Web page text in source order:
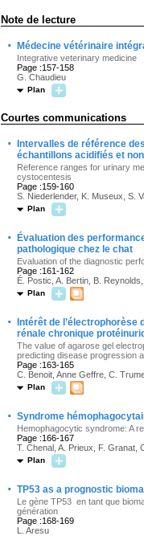
Note de lecture
· Médecine vétérinaire
Integrative veterinary medicine
Page :157-158
G. Chaudieu
Plan
Courtes communications
·
Intervalles de référence
échantillons acidifiés et
Reference ranges for urinary
cystocentesis
Page :159-160
S. Niederlender, K. Museux, S.
Plan
·
Évaluation des
pathologique chez le chat
Evaluation of the diagnostic
Page :161-162
É. Postic, A. Bertin, B.
Plan
·
Intérêt de l’électrophorèse
rénale chronique
The value of agarose gel
predicting disease progression
Page :163-165
C. Benoit, Anne Geffre, C.
Plan
· Syndrome
Hemophagocytic syndrome: A
Page :166-167
T. Chenal, A. Prieux, F. Granat,
Plan
· TP53 as a prognostic
Le gène TP53 en tant que
génération
Page :168-169
L. Aresu